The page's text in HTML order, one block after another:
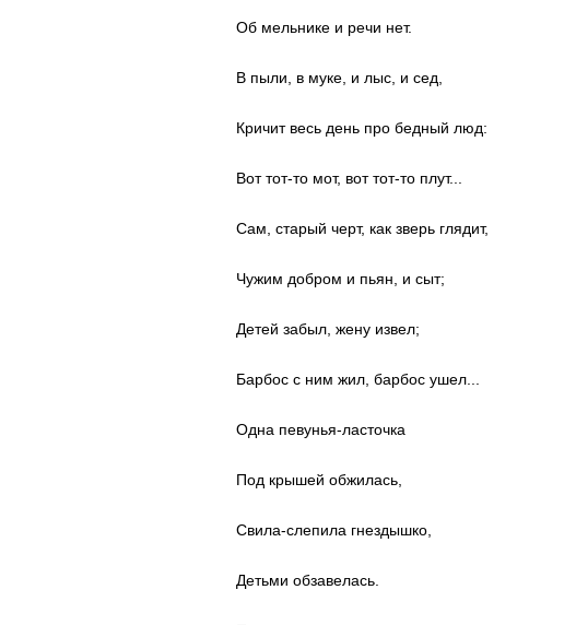
Об мельнике и речи нет.
В пыли, в муке, и лыс, и сед,
Кричит весь день про бедный люд:
Вот тот-то мот, вот тот-то плут...
Сам, старый черт, как зверь глядит,
Чужим добром и пьян, и сыт;
Детей забыл, жену извел;
Барбос с ним жил, барбос ушел...
Одна певунья-ласточка
Под крышей обжилась,
Свила-слепила гнездышко,
Детьми обзавелась.